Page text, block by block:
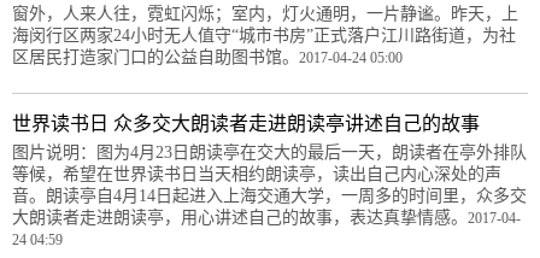
窗外，人来人往，霓虹闪烁；室内，灯火通明，一片静谧。昨天，上
海闵行区两家24小时无人值守“城市书房”正式落户江川路街道，为社
区居民打造家门口的公益自助图书馆。 2017-04-24 05:00
世界读书日 众多交大朗读者走进朗读亭讲述自己的故事
图片说明：图为4月23日朗读亭在交大的最后一天，朗读者在亭外排队
等候，希望在世界读书日当天相约朗读亭，读出自己内心深处的声
音。朗读亭自4月14日起进入上海交通大学，一周多的时间里，众多交
大朗读者走进朗读亭，用心讲述自己的故事，表达真挚情感。 2017-04-
24 04:59